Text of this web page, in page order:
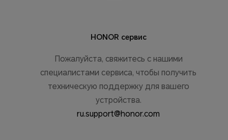
HONOR сервис
Пожалуйста, свяжитесь с нашими
специалистами сервиса, чтобы получить
техническую поддержку для вашего
устройства.
ru.support@honor.com